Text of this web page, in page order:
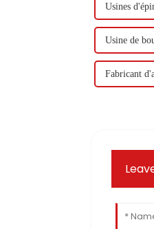
Usines
Usine de
Fabricant